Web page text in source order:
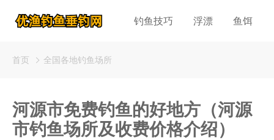
钓鱼技巧 浮漂 鱼饵
首页 全国各地钓鱼场所
河源市免费钓鱼的好地方（河源
市钓鱼场所及收费价格介绍）